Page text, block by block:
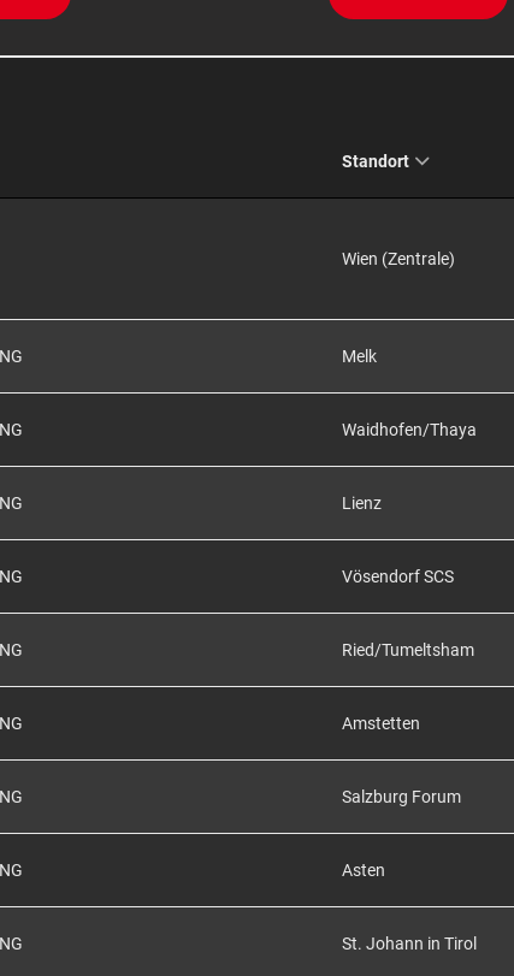
Standort
Wien (Zentrale)
Melk
Waidhofen/Thaya
Lienz
Vösendorf SCS
Ried/Tumeltsham
Amstetten
Salzburg Forum
Asten
St. Johann in Tirol